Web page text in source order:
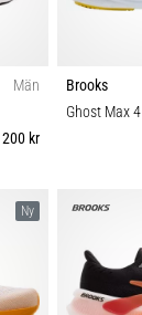
Män
200 kr
Brooks
Ghost Max 4
Ny